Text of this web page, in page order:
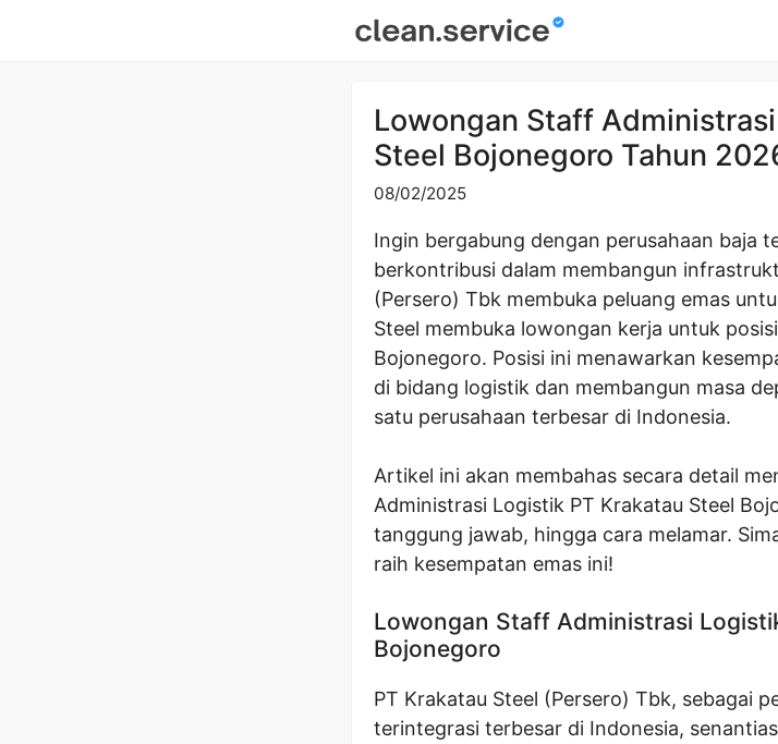
Lowongan Staff
Steel Bojonegoro Tahun
08/02/2025
Ingin bergabung dengan perusahaan baja
berkontribusi dalam membangun
(Persero) Tbk membuka peluang emas
Steel membuka lowongan kerja untuk
Bojonegoro. Posisi ini menawarkan
di bidang logistik dan membangun masa
satu perusahaan terbesar di Indonesia.
Artikel ini akan membahas secara detail
Administrasi Logistik PT Krakatau Steel
tanggung jawab, hingga cara melamar.
raih kesempatan emas ini!
Lowongan Staff Administrasi
Bojonegoro
PT Krakatau Steel (Persero) Tbk, sebagai
terintegrasi terbesar di Indonesia,